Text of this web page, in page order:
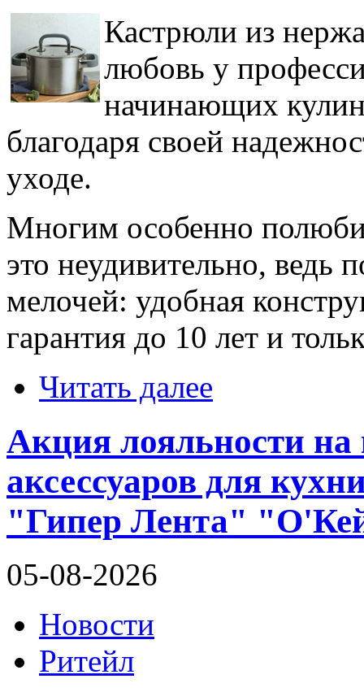
Кастрюли из
любовь у
начинающих
благодаря своей
уходе.
Многим особенно
это неудивительно, ведь
мелочей: удобная
гарантия до 10 лет и
Читать далее
Акция лояльности
аксессуаров для
"Гипер Лента"
05-08-2026
Новости
Ритейл